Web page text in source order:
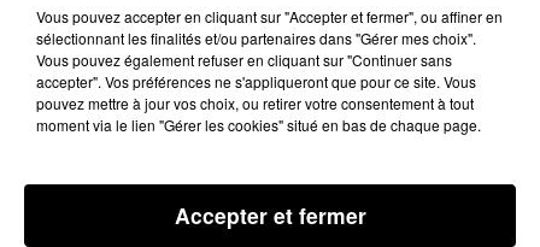
6 novembre 2024 - 4 min 10 sec
LES INFOS DU PAYS CATALAN DU 06/11/2024
À 07H30
Podcasts infos du Pays Catalan
Vous pouvez accepter en cliquant sur "Accepter et fermer", ou affiner en
sélectionnant les finalités et/ou partenaires dans "Gérer mes choix".
Vous pouvez également refuser en cliquant sur "Continuer sans
accepter". Vos préférences ne s'appliqueront que pour ce site. Vous
pouvez mettre à jour vos choix, ou retirer votre consentement à tout
moment via le lien "Gérer les cookies" situé en bas de chaque page.
Accepter et fermer